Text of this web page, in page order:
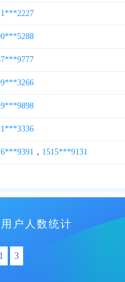
， 1515***9131
户人数统计
1 3